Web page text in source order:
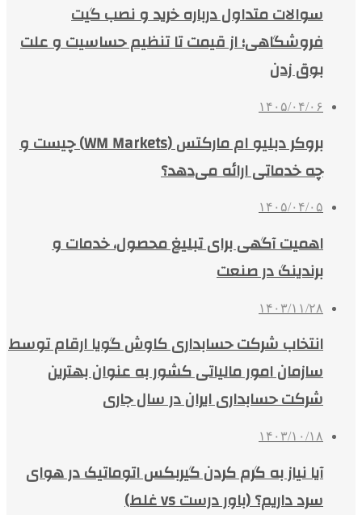
سوالات متداول درباره خرید و نصب گیت
فروشگاهی؛ از قیمت تا تنظیم حساسیت و علت
بوق زدن
۱۴۰۵/۰۴/۰۶
بروکر دبلیو ام مارکتس (WM Markets) چیست و
چه خدماتی ارائه می‌دهد؟
۱۴۰۵/۰۴/۰۵
اهمیت آگهی برای تبلیغ محصول، خدمات و
برندینگ در صنعت
۱۴۰۳/۱۱/۲۸
انتخاب شرکت حسابداری کاوش گویا ارقام توسط
سازمان امور مالیاتی کشور به عنوان بهترین
شرکت حسابداری ایران در سال جاری
۱۴۰۳/۱۰/۱۸
آیا نیاز به گرم کردن گیربکس اتوماتیک در هوای
سرد داریم؟ (باور درست vs غلط)